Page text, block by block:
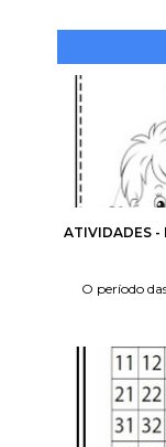
ATIVIDADES -
O período